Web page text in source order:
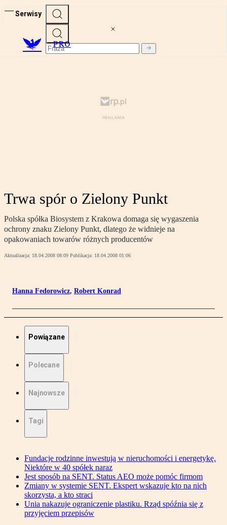
Serwisy
PRO
Trwa spór o Zielony Punkt
Polska spółka Biosystem z Krakowa domaga się wygaszenia
ochrony znaku Zielony Punkt, dlatego że widnieje na
opakowaniach towarów różnych producentów
Aktualizacja: 18.04.2008 08:09 Publikacja: 18.04.2008 01:06
Hanna Fedorowicz, Robert Konrad
Powiązane
Polecane
Najnowsze
Tagi
Fundacje rodzinne inwestują w nieruchomości i energetykę.
Niektóre w 40 spółek naraz
Jest sposób na SENT. Status AEO może pomóc firmom
Zmiany w systemie SENT. Ekspert wskazuje kto na nich
skorzysta, a kto straci
Unia nakazuje ograniczenie plastiku. Rząd spóźnia się z
przyjęciem przepisów